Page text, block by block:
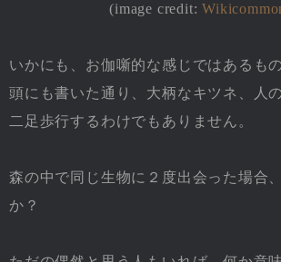
(image credit:
いかにも、お伽噺的な感じではあるも
頭にも書いた通り、大柄なキツネ、人
二足歩行するわけでもありません。
森の中で同じ生物に２度出会った場合
か？